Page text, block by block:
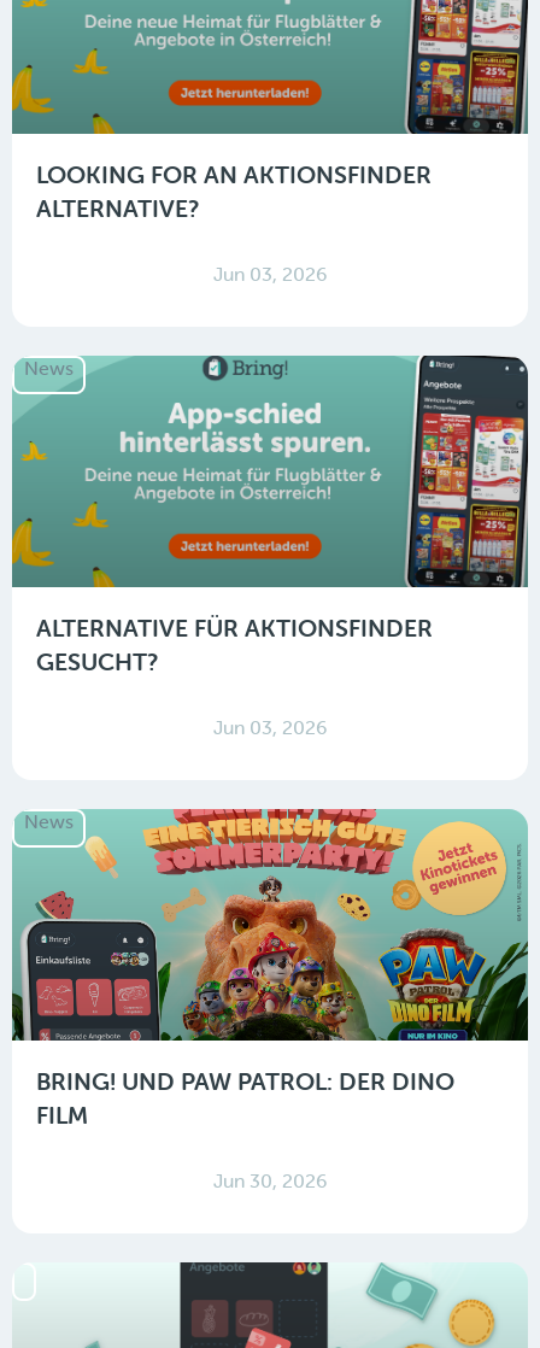
LOOKING FOR AN AKTIONSFINDER
ALTERNATIVE?
Jun 03, 2026
News
ALTERNATIVE FÜR AKTIONSFINDER
GESUCHT?
Jun 03, 2026
News
BRING! UND PAW PATROL: DER DINO
FILM
Jun 30, 2026